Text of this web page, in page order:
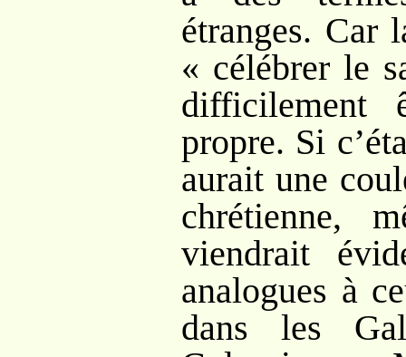
étranges. Car
« célébrer le
difficilement
propre. Si
aurait une
chrétienne,
viendrait
analogues à
dans les